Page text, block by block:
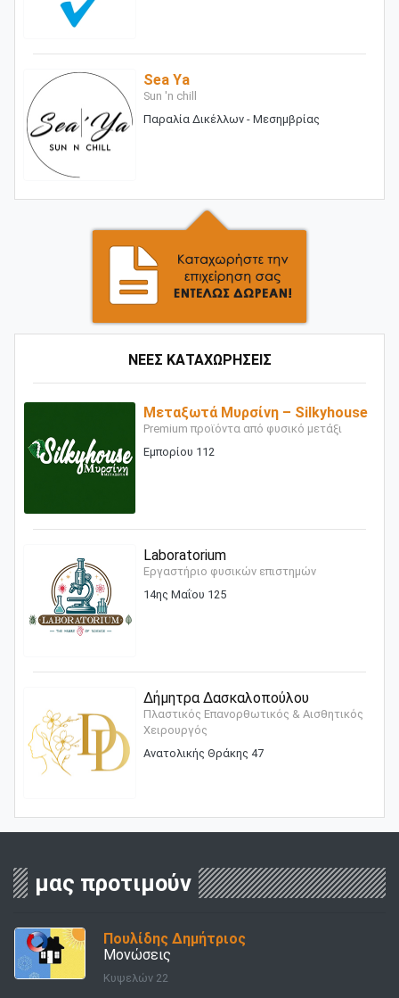
Sea Ya
Sun 'n chill
Παραλία Δικέλλων - Μεσημβρίας
ΝΕΕΣ ΚΑΤΑΧΩΡΗΣΕΙΣ
Μεταξωτά Μυρσίνη – Silkyhouse
Premium προϊόντα από φυσικό μετάξι
Εμπορίου 112
Laboratorium
Εργαστήριο φυσικών επιστημών
14ης Μαΐου 125
Δήμητρα Δασκαλοπούλου
Πλαστικός Επανορθωτικός & Αισθητικός
Χειρουργός
Ανατολικής Θράκης 47
μας προτιμούν
Πουλίδης Δημήτριος
Μονώσεις
Κυψελών 22